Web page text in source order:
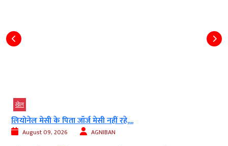
मेसी के पिता जॉर्ज मेसी नहीं रहे,...
09, 2026 AGNIBAN